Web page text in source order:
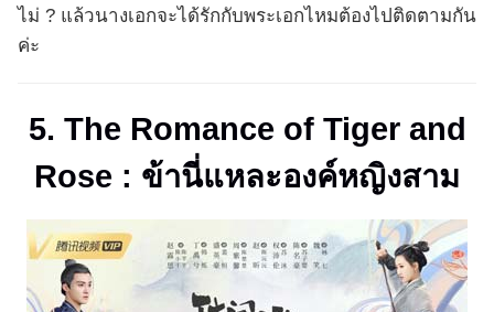
ไม่ ? แล้วนางเอกจะได้รักกับพระเอกไหมต้องไปติดตามกัน
ค่ะ
5. The Romance of Tiger and
Rose : ข้านี่แหละองค์หญิงสาม